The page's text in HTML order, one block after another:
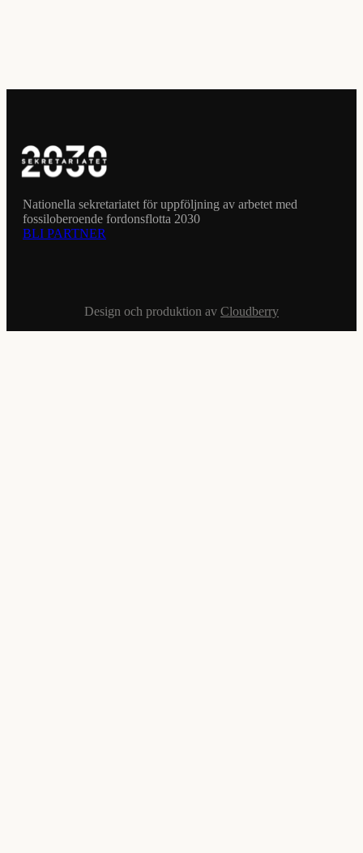
Nationella sekretariatet för uppföljning av arbetet med
fossiloberoende fordonsflotta 2030
BLI PARTNER
Design och produktion av Cloudberry